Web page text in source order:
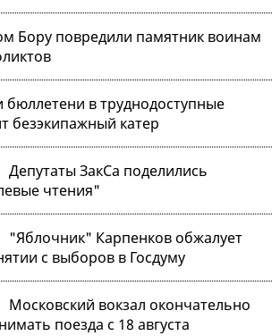
Бору повредили памятник воинам
бюллетени в труднодоступные
безэкипажный катер
Депутаты ЗакСа поделились
чтения"
"Яблочник" Карпенков обжалует
с выборов в Госдуму
Московский вокзал окончательно
поезда с 18 августа